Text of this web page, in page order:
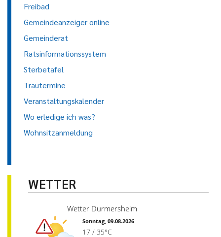
Freibad
Gemeindeanzeiger online
Gemeinderat
Ratsinformationssystem
Sterbetafel
Trautermine
Veranstaltungskalender
Wo erledige ich was?
Wohnsitzanmeldung
WETTER
Wetter Durmersheim
Sonntag, 09.08.2026
17 / 35°C